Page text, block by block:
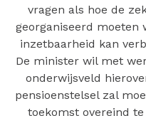
vragen als hoe de
georganiseerd moeten
inzetbaarheid kan
De minister wil met
onderwijsveld
pensioenstelsel zal
toekomst overeind